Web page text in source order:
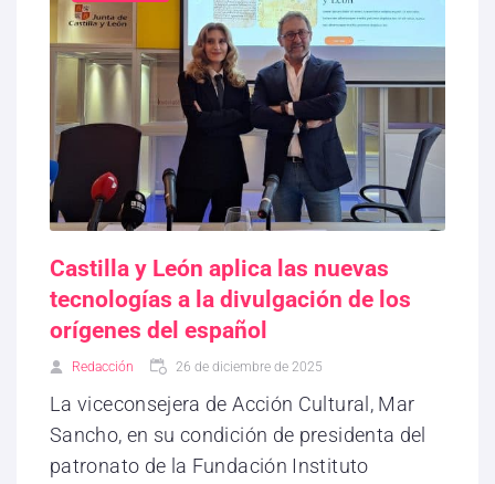
Castilla y León aplica las nuevas
tecnologías a la divulgación de los
orígenes del español
Redacción 26 de diciembre de 2025
La viceconsejera de Acción Cultural, Mar
Sancho, en su condición de presidenta del
patronato de la Fundación Instituto